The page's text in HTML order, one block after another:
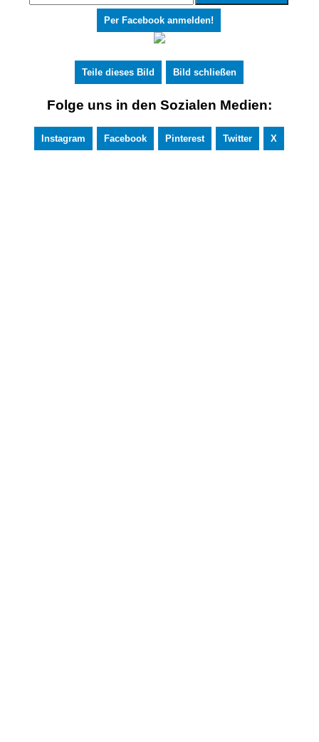
Per Facebook anmelden!
Teile dieses Bild Bild schließen
Folge uns in den Sozialen Medien:
Instagram Facebook Pinterest Twitter X